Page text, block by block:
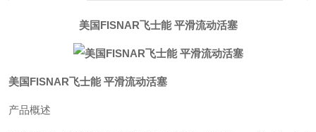
美国FISNAR飞士能 平滑流动活塞
美国FISNAR飞士能 平滑流动活塞
产品概述‌